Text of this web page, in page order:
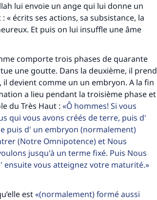
lui envoie un ange qui lui donne un
écrits ses actions, sa subsistance, la
Et puis on lui insuffle une âme
comporte trois phases de quarante
une goutte. Dans la deuxième, il prend
il devient comme un un embryon. A la fin
a lieu pendant la troisième phase et
du Très Haut :
Ô hommes! Si vous
qui vous avons créés de terre, puis d'
puis d' un embryon (normalement)
(Notre Omnipotence) et Nous
jusqu'à un terme fixé. Puis Nous
ensuite vous atteignez votre maturité.
est (normalement) formé aussi